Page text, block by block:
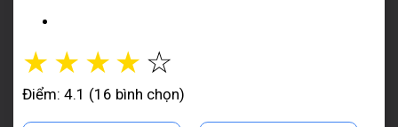
☆
☆
☆
☆
☆
Điểm: 4.1 (16 bình chọn)